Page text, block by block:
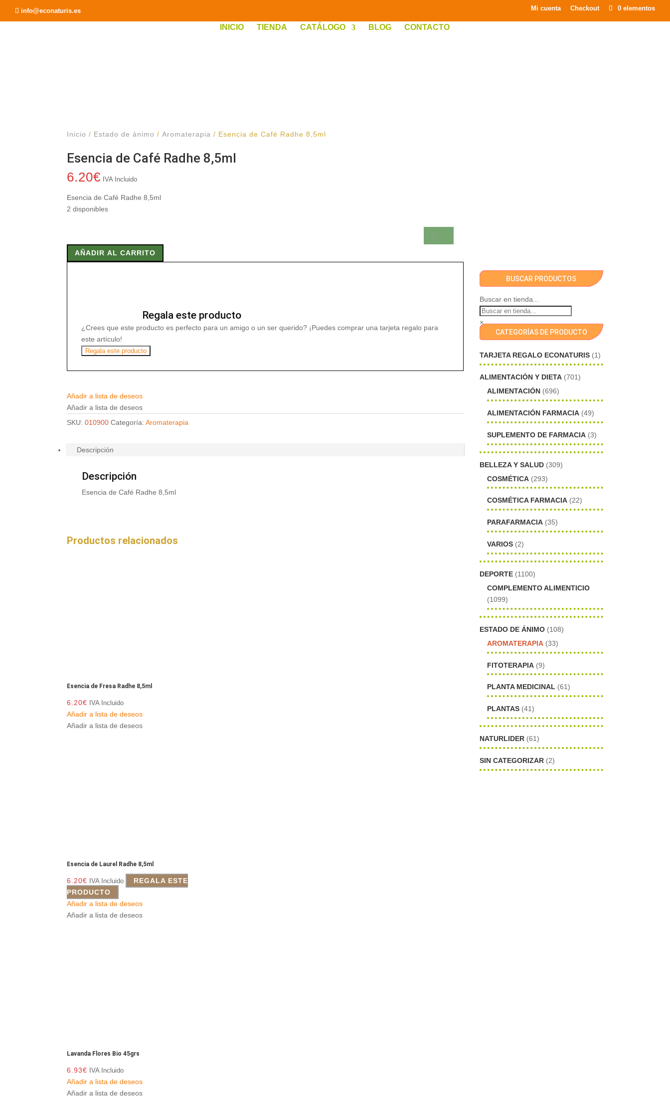
info@econaturis.es Mi cuenta Checkout 0 elementos
INICIO TIENDA CATÁLOGO BLOG CONTACTO
Inicio / Estado de ánimo /Aromaterapia / Esencia de Café Radhe 8,5ml
Esencia de Café Radhe 8,5ml
6.20€ IVA Incluido
Esencia de Café Radhe 8,5ml
2 disponibles
de
CaféAÑADIR AL CARRITO
Regala este producto
¿Crees que este producto es perfecto para un amigo o un ser querido? ¡Puedes comprar una tarjeta regalo para
este artículo!
Regala este producto
Añadir a lista de deseos
Añadir a lista de deseos
SKU:010900 Categoría:Aromaterapia
Descripción
Descripción
Esencia de Café Radhe 8,5ml
Productos relacionados
Esencia de Fresa Radhe 8,5ml
6.20€ IVA Incluido
Añadir a lista de deseos
Añadir a lista de deseos
Esencia de Laurel Radhe 8,5ml
6.20€ IVA Incluido
REGALA ESTE
PRODUCTO
Añadir a lista de deseos
Añadir a lista de deseos
Lavanda Flores Bio 45grs
6.93€ IVA Incluido
Añadir a lista de deseos
Añadir a lista de deseos
BUSCAR PRODUCTOS
Buscar en tienda...
×
CATEGORÍAS DE PRODUCTO
TARJETA REGALO ECONATURIS (1)
ALIMENTACIÓN Y DIETA (701)
ALIMENTACIÓN (696)
ALIMENTACIÓN FARMACIA (49)
SUPLEMENTO DE FARMACIA (3)
BELLEZA Y SALUD (309)
COSMÉTICA (293)
COSMÉTICA FARMACIA (22)
PARAFARMACIA (35)
VARIOS (2)
DEPORTE (1100)
COMPLEMENTO ALIMENTICIO
(1099)
ESTADO DE ÁNIMO (108)
AROMATERAPIA (33)
FITOTERAPIA (9)
PLANTA MEDICINAL (61)
PLANTAS (41)
NATURLIDER (61)
SIN CATEGORIZAR (2)